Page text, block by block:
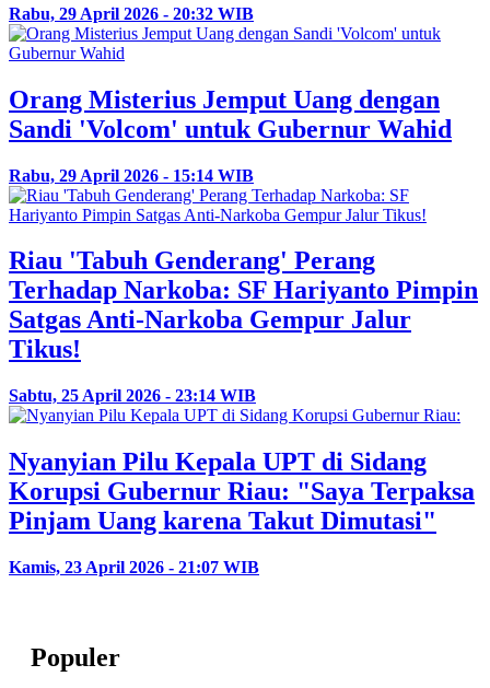
Rabu, 29 April 2026 - 20:32 WIB
Orang Misterius Jemput Uang dengan
Sandi 'Volcom' untuk Gubernur Wahid
Rabu, 29 April 2026 - 15:14 WIB
Riau 'Tabuh Genderang' Perang
Terhadap Narkoba: SF Hariyanto Pimpin
Satgas Anti-Narkoba Gempur Jalur
Tikus!
Sabtu, 25 April 2026 - 23:14 WIB
Nyanyian Pilu Kepala UPT di Sidang
Korupsi Gubernur Riau: "Saya Terpaksa
Pinjam Uang karena Takut Dimutasi"
Kamis, 23 April 2026 - 21:07 WIB
Populer